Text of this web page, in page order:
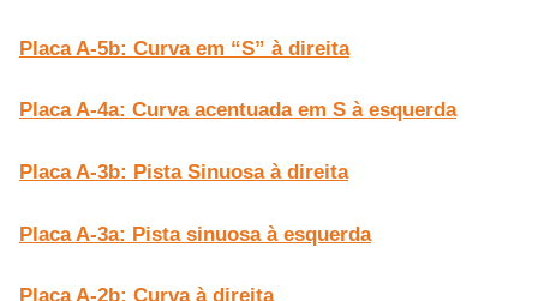
Placa A-5b: Curva em “S” à direita
Placa A-4a: Curva acentuada em S à esquerda
Placa A-3b: Pista Sinuosa à direita
Placa A-3a: Pista sinuosa à esquerda
Placa A-2b: Curva à direita